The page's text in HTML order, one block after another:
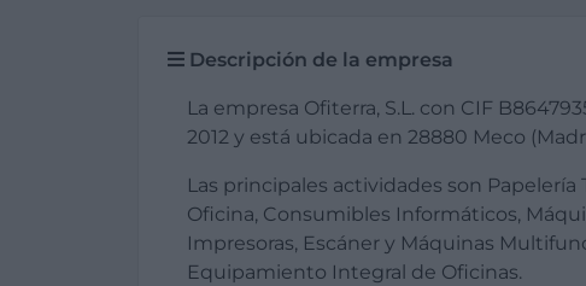
Descripción de la empresa
La empresa Ofiterra, S.L. con CIF
2012 y está ubicada en 28880 Meco
Las principales actividades son Papelería
Oficina, Consumibles Informáticos,
Impresoras, Escáner y Máquinas
Equipamiento Integral de Oficinas.